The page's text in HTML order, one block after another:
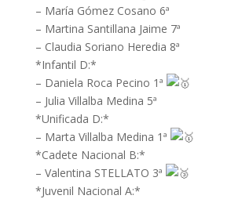
– María Gómez Cosano 6ª
– Martina Santillana Jaime 7ª
– Claudia Soriano Heredia 8ª
*Infantil D:*
– Daniela Roca Pecino 1ª
– Julia Villalba Medina 5ª
*Unificada D:*
– Marta Villalba Medina 1ª
*Cadete Nacional B:*
– Valentina STELLATO 3ª
*Juvenil Nacional A:*